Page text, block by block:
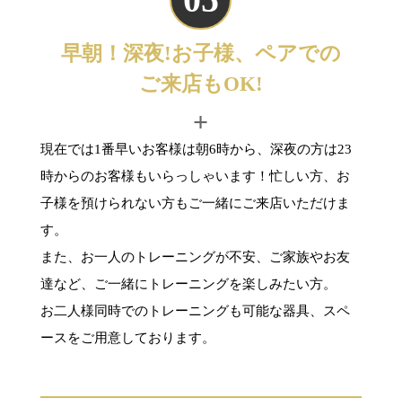
早朝！深夜!お子様、ペアでの
ご来店もOK!
+
現在では1番早いお客様は朝6時から、深夜の方は23
時からのお客様もいらっしゃいます！忙しい方、お
子様を預けられない方もご一緒にご来店いただけま
す。
また、お一人のトレーニングが不安、ご家族やお友
達など、ご一緒にトレーニングを楽しみたい方。
お二人様同時でのトレーニングも可能な器具、スペ
ースをご用意しております。